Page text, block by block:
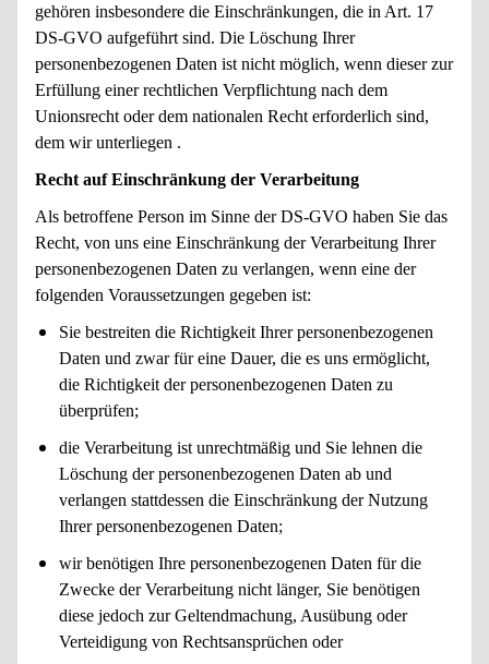
gehören insbesondere die Einschränkungen, die in Art. 17
DS-GVO aufgeführt sind. Die Löschung Ihrer
personenbezogenen Daten ist nicht möglich, wenn dieser zur
Erfüllung einer rechtlichen Verpflichtung nach dem
Unionsrecht oder dem nationalen Recht erforderlich sind,
dem wir unterliegen .
Recht auf Einschränkung der Verarbeitung
Als betroffene Person im Sinne der DS-GVO haben Sie das
Recht, von uns eine Einschränkung der Verarbeitung Ihrer
personenbezogenen Daten zu verlangen, wenn eine der
folgenden Voraussetzungen gegeben ist:
Sie bestreiten die Richtigkeit Ihrer personenbezogenen
Daten und zwar für eine Dauer, die es uns ermöglicht,
die Richtigkeit der personenbezogenen Daten zu
überprüfen;
die Verarbeitung ist unrechtmäßig und Sie lehnen die
Löschung der personenbezogenen Daten ab und
verlangen stattdessen die Einschränkung der Nutzung
Ihrer personenbezogenen Daten;
wir benötigen Ihre personenbezogenen Daten für die
Zwecke der Verarbeitung nicht länger, Sie benötigen
diese jedoch zur Geltendmachung, Ausübung oder
Verteidigung von Rechtsansprüchen oder